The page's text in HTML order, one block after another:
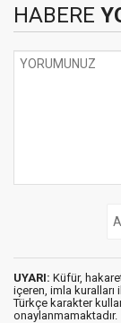
HABERE
UYARI: Küfür,
içeren, imla kuralları
Türkçe karakter
onaylanmamaktadır.